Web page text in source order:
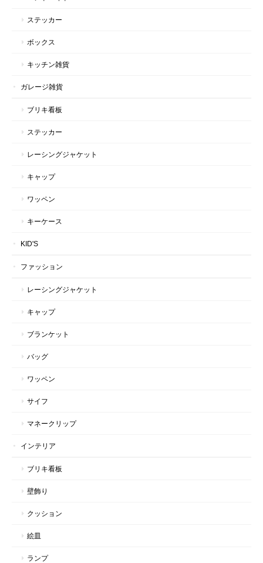
ステッカー
ボックス
キッチン雑貨
ガレージ雑貨
ブリキ看板
ステッカー
レーシングジャケット
キャップ
ワッペン
キーケース
KID'S
ファッション
レーシングジャケット
キャップ
ブランケット
バッグ
ワッペン
サイフ
マネークリップ
インテリア
ブリキ看板
壁飾り
クッション
絵皿
ランプ